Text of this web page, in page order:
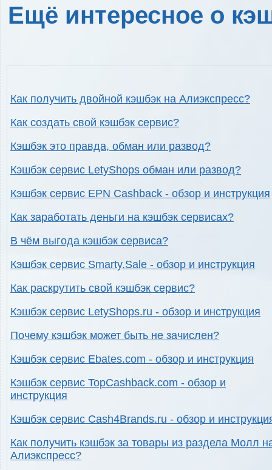
Ещё интересное о
Как получить двойной кэшбэк на Алиэкспресс?
Как создать свой кэшбэк сервис?
Кэшбэк это правда, обман или развод?
Кэшбэк сервис LetyShops обман или развод?
Кэшбэк сервис EPN Cashback - обзор и инструкция
Как заработать деньги на кэшбэк сервисах?
В чём выгода кэшбэк сервиса?
Кэшбэк сервис Smarty.Sale - обзор и инструкция
Как раскрутить свой кэшбэк сервис?
Кэшбэк сервис LetyShops.ru - обзор и инструкция
Почему кэшбэк может быть не зачислен?
Кэшбэк сервис Ebates.com - обзор и инструкция
Кэшбэк сервис TopCashback.com - обзор и
инструкция
Кэшбэк сервис Cash4Brands.ru - обзор и
Как получить кэшбэк за товары из раздела Молл
Алиэкспресс?